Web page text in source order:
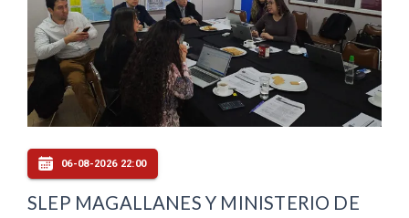
06-08-2026 22:00
SLEP MAGALLANES Y MINISTERIO DE